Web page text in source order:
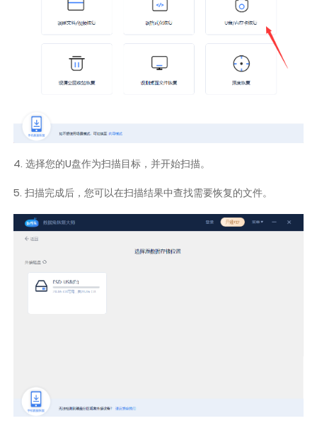
4. 选择您的U盘作为扫描目标，并开始扫描。
5. 扫描完成后，您可以在扫描结果中查找需要恢复的文件。